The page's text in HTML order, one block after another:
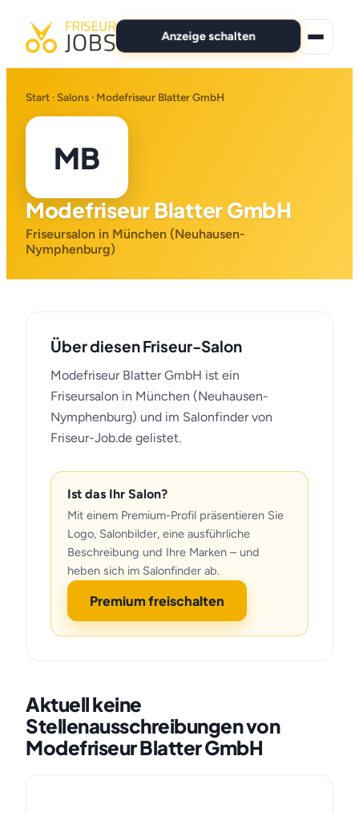
Anzeige schalten
Alle Jobs
Für Bewerber
Marken
News
Start · Salons · Modefriseur Blatter GmbH
MB
Modefriseur Blatter GmbH
Friseursalon in München (Neuhausen-
Nymphenburg)
Über diesen Friseur-Salon
Modefriseur Blatter GmbH ist ein
Friseursalon in München (Neuhausen-
Nymphenburg) und im Salonfinder von
Friseur-Job.de gelistet.
Ist das Ihr Salon?
Mit einem Premium-Profil präsentieren Sie
Logo, Salonbilder, eine ausführliche
Beschreibung und Ihre Marken – und
heben sich im Salonfinder ab.
Premium freischalten
Aktuell keine
Stellenausschreibungen von
Modefriseur Blatter GmbH